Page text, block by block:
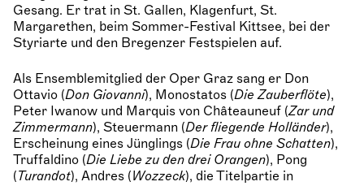
Gesang. Er trat in St. Gallen, Klagenfurt, St.
Margarethen, beim Sommer-Festival Kittsee, bei der
Styriarte und den Bregenzer Festspielen auf.
Als Ensemblemitglied der Oper Graz sang er Don
Ottavio (Don Giovanni), Monostatos (Die Zauberflöte),
Peter Iwanow und Marquis von Châteauneuf (Zar und
Zimmermann), Steuermann (Der fliegende Holländer),
Erscheinung eines Jünglings (Die Frau ohne Schatten),
Truffaldino (Die Liebe zu den drei Orangen), Pong
(Turandot), Andres (Wozzeck), die Titelpartie in